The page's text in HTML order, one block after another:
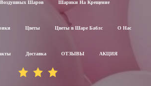
Шаров Шарики На Крещение
Цветы Цветы в Шаре Баблс О Нас
Доставка ОТЗЫВЫ АКЦИЯ